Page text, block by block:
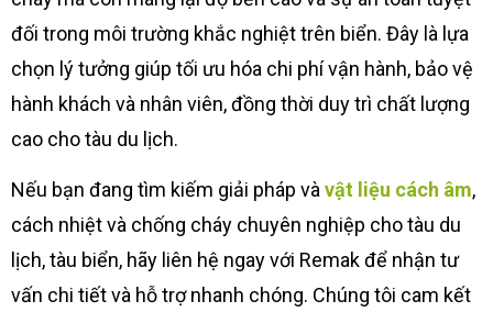
đối trong môi trường khắc nghiệt trên biển. Đây là lựa
chọn lý tưởng giúp tối ưu hóa chi phí vận hành, bảo vệ
hành khách và nhân viên, đồng thời duy trì chất lượng
cao cho tàu du lịch.
Nếu bạn đang tìm kiếm giải pháp vàvật liệu cách âm,
cách nhiệt và chống cháy chuyên nghiệp cho tàu du
lịch, tàu biển, hãy liên hệ ngay với Remak để nhận tư
vấn chi tiết và hỗ trợ nhanh chóng. Chúng tôi cam kết